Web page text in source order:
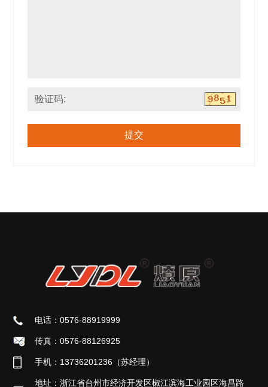
电话：0576-88919999
传真：0576-88126925
手机：13736201236（苏经理）
地址：浙江省台州市经济开发区椒江滨海工业园区海昌路